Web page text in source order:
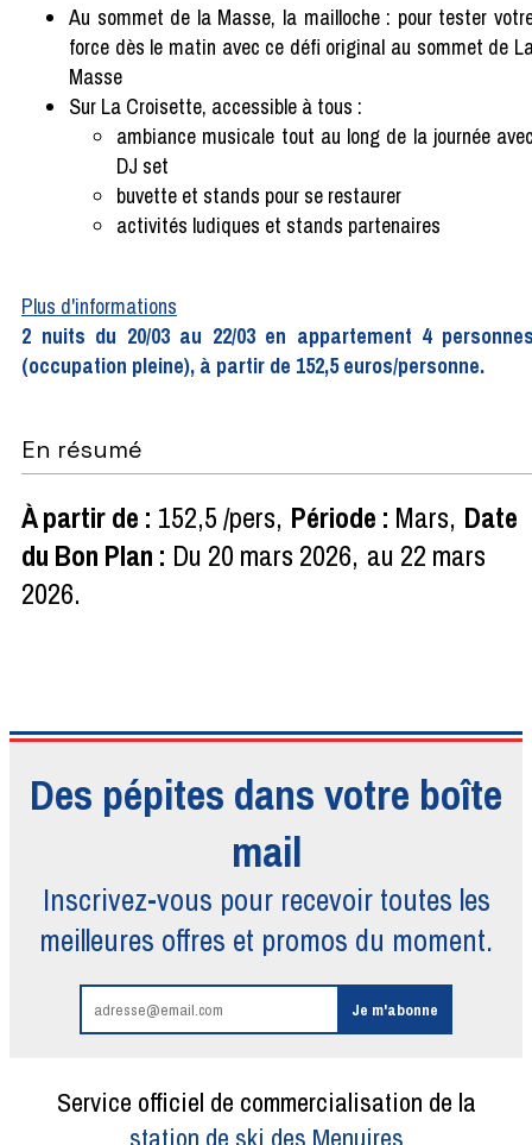
Au sommet de la Masse, la mailloche : pour tester
force dès le matin avec ce défi original au sommet de
Masse
Sur La Croisette, accessible à tous :
ambiance musicale tout au long de la journée
DJ set
buvette et stands pour se restaurer
activités ludiques et stands partenaires
Plus d'informations
2 nuits du 20/03 au 22/03 en appartement 4
(occupation pleine), à partir de 152,5 euros/personne.
En résumé
À partir de : 152,5/pers Période : Mars Date
du Bon Plan : Du 20 mars 2026 au 22 mars
2026
Des pépites dans votre boîte
mail
Inscrivez-vous pour recevoir toutes les
meilleures offres et promos du moment.
Service officiel de commercialisation de la
station de ski des Menuires